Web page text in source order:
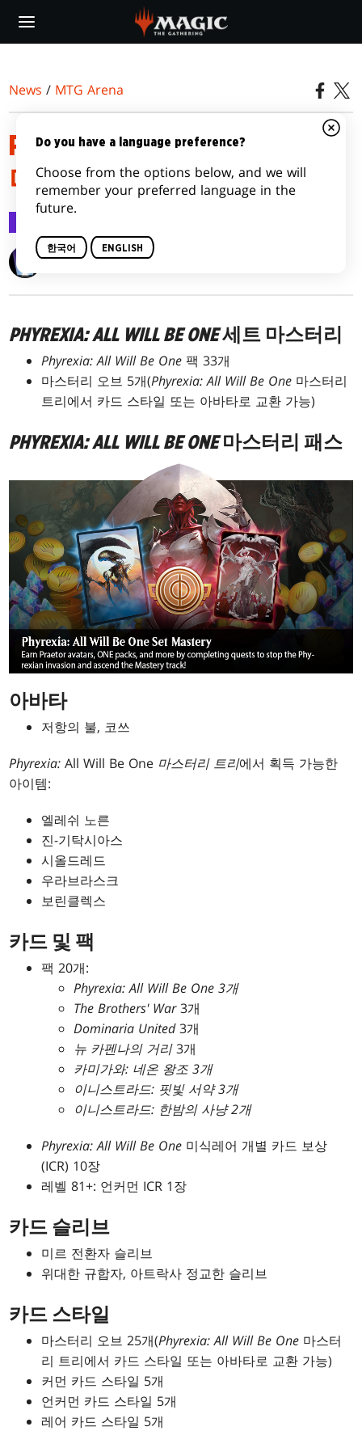
main
News / MTG Arena
PHYREXIA: ALL WILL BE ONE
마스터리 세부 정보
Wizards of the Coast
PHYREXIA: ALL WILL BE ONE세트 마스터리
Phyrexia: All Will Be One 팩 33개
마스터리 오브 5개(Phyrexia: All Will Be One 마스터리
트리에서 카드 스타일 또는 아바타로 교환 가능)
PHYREXIA: ALL WILL BE ONE마스터리 패스
아바타
저항의 불, 코쓰
Phyrexia: All Will Be One 마스터리 트리에서 획득 가능한
아이템:
엘레쉬 노른
진-기탁시아스
시올드레드
우라브라스크
보린클렉스
카드 및 팩
팩 20개:
Phyrexia: All Will Be One 3개
The Brothers' War3개
Dominaria United3개
뉴 카펜나의 거리3개
카미가와: 네온 왕조 3개
이니스트라드: 핏빛 서약 3개
이니스트라드: 한밤의 사냥 2개
Phyrexia: All Will Be One 미식레어 개별 카드 보상
(ICR) 10장
레벨 81+: 언커먼 ICR 1장
카드 슬리브
미르 전환자 슬리브
위대한 규합자, 아트락사 정교한 슬리브
카드 스타일
마스터리 오브 25개(Phyrexia: All Will Be One 마스터
리 트리에서 카드 스타일 또는 아바타로 교환 가능)
커먼 카드 스타일 5개
언커먼 카드 스타일 5개
레어 카드 스타일 5개
Do you have a language preference?
Choose from the options below, and we will
remember your preferred language in the
future.
한국어 ENGLISH